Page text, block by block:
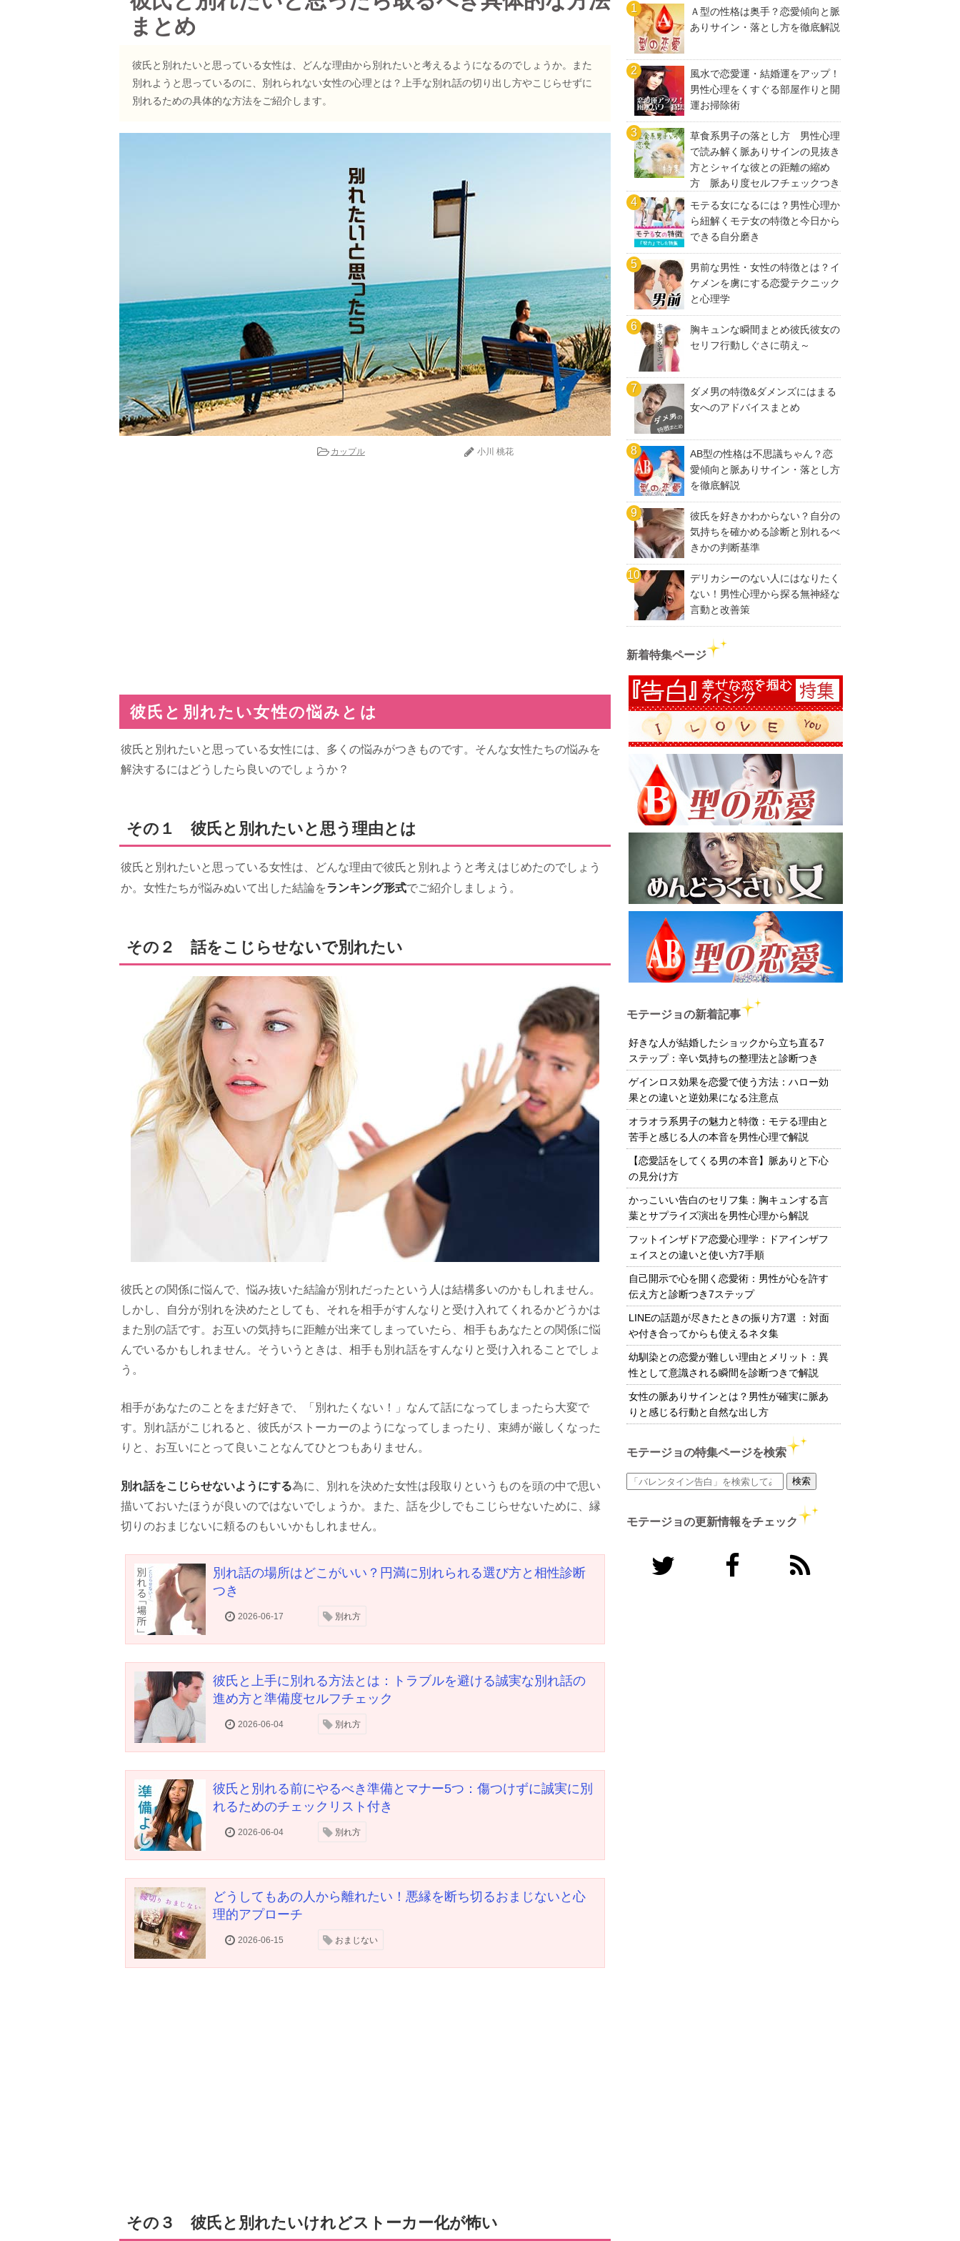
まとめ
彼氏と別れたいと思っている女性は、どんな理由から別れたいと考えるようになるのでしょうか。また
別れようと思っているのに、別れられない女性の心理とは？上手な別れ話の切り出し方やこじらせずに
別れるための具体的な方法をご紹介します。
カップル 小川 桃花
彼氏と別れたい女性の悩みとは
彼氏と別れたいと思っている女性には、多くの悩みがつきものです。そんな女性たちの悩みを
解決するにはどうしたら良いのでしょうか？
その１ 彼氏と別れたいと思う理由とは
彼氏と別れたいと思っている女性は、どんな理由で彼氏と別れようと考えはじめたのでしょう
か。女性たちが悩みぬいて出した結論をランキング形式でご紹介しましょう。
その２ 話をこじらせないで別れたい
彼氏との関係に悩んで、悩み抜いた結論が別れだったという人は結構多いのかもしれません。
しかし、自分が別れを決めたとしても、それを相手がすんなりと受け入れてくれるかどうかは
また別の話です。お互いの気持ちに距離が出来てしまっていたら、相手もあなたとの関係に悩
んでいるかもしれません。そういうときは、相手も別れ話をすんなりと受け入れることでしょ
う。
相手があなたのことをまだ好きで、「別れたくない！」なんて話になってしまったら大変で
す。別れ話がこじれると、彼氏がストーカーのようになってしまったり、束縛が厳しくなった
りと、お互いにとって良いことなんてひとつもありません。
別れ話をこじらせないようにする為に、別れを決めた女性は段取りというものを頭の中で思い
描いておいたほうが良いのではないでしょうか。また、話を少しでもこじらせないために、縁
切りのおまじないに頼るのもいいかもしれません。
別れ話の場所はどこがいい？円満に別れられる選び方と相性診断
つき
2026-06-17 別れ方
彼氏と上手に別れる方法とは：トラブルを避ける誠実な別れ話の
進め方と準備度セルフチェック
2026-06-04 別れ方
彼氏と別れる前にやるべき準備とマナー5つ：傷つけずに誠実に別
れるためのチェックリスト付き
2026-06-04 別れ方
どうしてもあの人から離れたい！悪縁を断ち切るおまじないと心
理的アプローチ
2026-06-15 おまじない
その３ 彼氏と別れたいけれどストーカー化が怖い
Ａ型の性格は奥手？恋愛傾向と脈
ありサイン・落とし方を徹底解説
風水で恋愛運・結婚運をアップ！
男性心理をくすぐる部屋作りと開
運お掃除術
草食系男子の落とし方 男性心理
で読み解く脈ありサインの見抜き
方とシャイな彼との距離の縮め
方 脈あり度セルフチェックつき
モテる女になるには？男性心理か
ら紐解くモテ女の特徴と今日から
できる自分磨き
男前な男性・女性の特徴とは？イ
ケメンを虜にする恋愛テクニック
と心理学
胸キュンな瞬間まとめ彼氏彼女の
セリフ行動しぐさに萌え～
ダメ男の特徴&ダメンズにはまる
女へのアドバイスまとめ
AB型の性格は不思議ちゃん？恋
愛傾向と脈ありサイン・落とし方
を徹底解説
彼氏を好きかわからない？自分の
気持ちを確かめる診断と別れるべ
きかの判断基準
デリカシーのない人にはなりたく
ない！男性心理から探る無神経な
言動と改善策
新着特集ページ
モテージョの新着記事
好きな人が結婚したショックから立ち直る7
ステップ：辛い気持ちの整理法と診断つき
ゲインロス効果を恋愛で使う方法：ハロー効
果との違いと逆効果になる注意点
オラオラ系男子の魅力と特徴：モテる理由と
苦手と感じる人の本音を男性心理で解説
【恋愛話をしてくる男の本音】脈ありと下心
の見分け方
かっこいい告白のセリフ集：胸キュンする言
葉とサプライズ演出を男性心理から解説
フットインザドア恋愛心理学：ドアインザフ
ェイスとの違いと使い方7手順
自己開示で心を開く恋愛術：男性が心を許す
伝え方と診断つき7ステップ
LINEの話題が尽きたときの振り方7選 ：対面
や付き合ってからも使えるネタ集
幼馴染との恋愛が難しい理由とメリット：異
性として意識される瞬間を診断つきで解説
女性の脈ありサインとは？男性が確実に脈あ
りと感じる行動と自然な出し方
モテージョの特集ページを検索
モテージョの更新情報をチェック